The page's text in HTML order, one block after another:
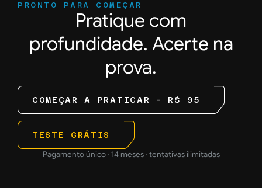
PRONTO PARA COMEÇAR
Pratique com
profundidade. Acerte na
prova.
COMEÇAR A PRATICAR - R$ 95
TESTE GRÁTIS
Pagamento único · 14 meses · tentativas ilimitadas